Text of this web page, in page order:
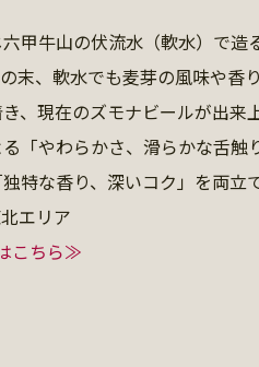
甲牛山の伏流水（軟水）で造
末、軟水でも麦芽の風味や香
、現在のズモナビールが出来
「やわらかさ、滑らかな舌触
特な香り、深いコク」を両立
エリア
こちら≫